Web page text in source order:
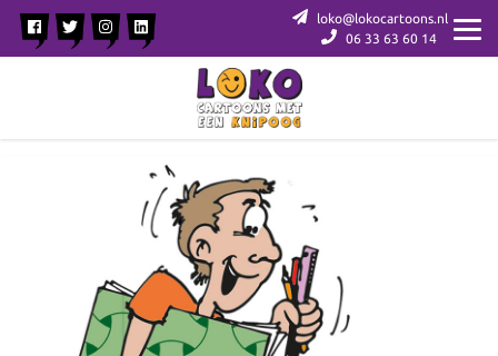
loko@lokocartoons.nl
06 33 63 60 14